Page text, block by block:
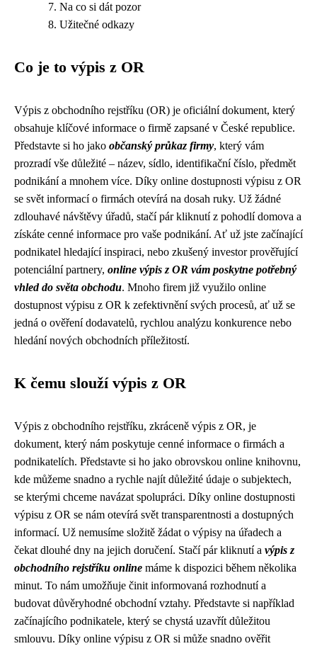
Na co si dát pozor
Užitečné odkazy
Co je to výpis z OR
Výpis z obchodního rejstříku (OR) je oficiální dokument, který
obsahuje klíčové informace o firmě zapsané v České republice.
Představte si ho jako občanský průkaz firmy, který vám
prozradí vše důležité – název, sídlo, identifikační číslo, předmět
podnikání a mnohem více. Díky online dostupnosti výpisu z OR
se svět informací o firmách otevírá na dosah ruky. Už žádné
zdlouhavé návštěvy úřadů, stačí pár kliknutí z pohodlí domova a
získáte cenné informace pro vaše podnikání. Ať už jste začínající
podnikatel hledající inspiraci, nebo zkušený investor prověřující
potenciální partnery, online výpis z OR vám poskytne potřebný
vhled do světa obchodu. Mnoho firem již využilo online
dostupnost výpisu z OR k zefektivnění svých procesů, ať už se
jedná o ověření dodavatelů, rychlou analýzu konkurence nebo
hledání nových obchodních příležitostí.
K čemu slouží výpis z OR
Výpis z obchodního rejstříku, zkráceně výpis z OR, je
dokument, který nám poskytuje cenné informace o firmách a
podnikatelích. Představte si ho jako obrovskou online knihovnu,
kde můžeme snadno a rychle najít důležité údaje o subjektech,
se kterými chceme navázat spolupráci. Díky online dostupnosti
výpisu z OR se nám otevírá svět transparentnosti a dostupných
informací. Už nemusíme složitě žádat o výpisy na úřadech a
čekat dlouhé dny na jejich doručení. Stačí pár kliknutí a výpis z
obchodního rejstříku online máme k dispozici během několika
minut. To nám umožňuje činit informovaná rozhodnutí a
budovat důvěryhodné obchodní vztahy. Představte si například
začínajícího podnikatele, který se chystá uzavřít důležitou
smlouvu. Díky online výpisu z OR si může snadno ověřit